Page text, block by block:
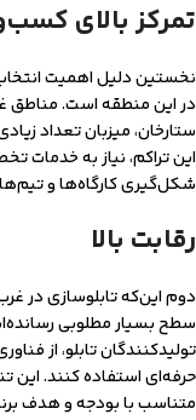
تمرکز بالای
نخستین دلیل اهمیت انتخاب
در این منطقه است. مناطق
ستارخان، میزبان تعداد
این تراکم، نیاز به خدمات
شکل‌گیری کارگاه‌ها و
رقابت بالا
دوم این‌که تابلوسازی در
سطح بسیار مطلوبی
حرفه‌ای استفاده کنند. این
متناسب با بودجه و هدف